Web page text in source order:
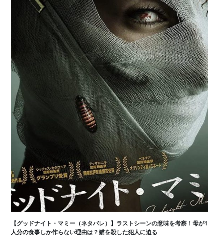
【グッドナイト・マミー（ネタバレ）】ラストシーンの意味を考察！母が1
人分の食事しか作らない理由は？猫を殺した犯人に迫る